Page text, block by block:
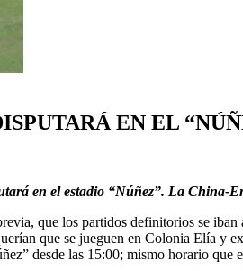
EN EL
en el estadio “Núñez”. La China-
que los partidos definitorios se
que se jueguen en Colonia Elía y
desde las 15:00; mismo horario que